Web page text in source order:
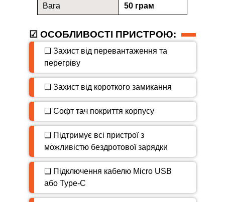
Вага 50 грам
☑ ОСОБЛИВОСТІ ПРИСТРОЮ:
❏ Захист від перевантаження та
перегріву
❏ Захист від короткого замикання
❏ Софт тач покриття корпусу
❏ Підтримує всі пристрої з
можливістю бездротової зарядки
❏ Підключення кабелю Micro USB
або Type-C